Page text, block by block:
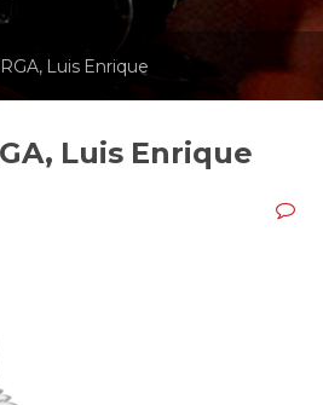
Luis Enrique
Luis Enrique